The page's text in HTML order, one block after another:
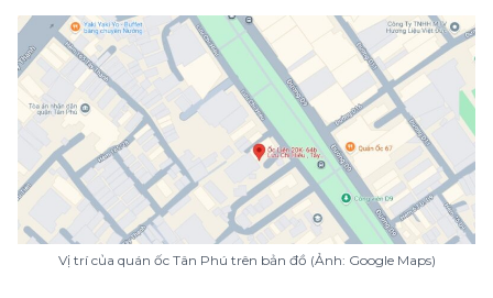
Vị trí của quán ốc Tân Phú trên bản đồ (Ảnh: Google Maps)